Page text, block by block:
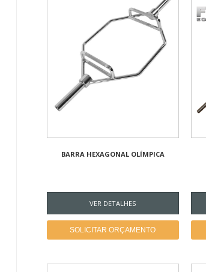
BARRA HEXAGONAL OLÍMPICA
VER DETALHES
SOLICITAR ORÇAMENTO